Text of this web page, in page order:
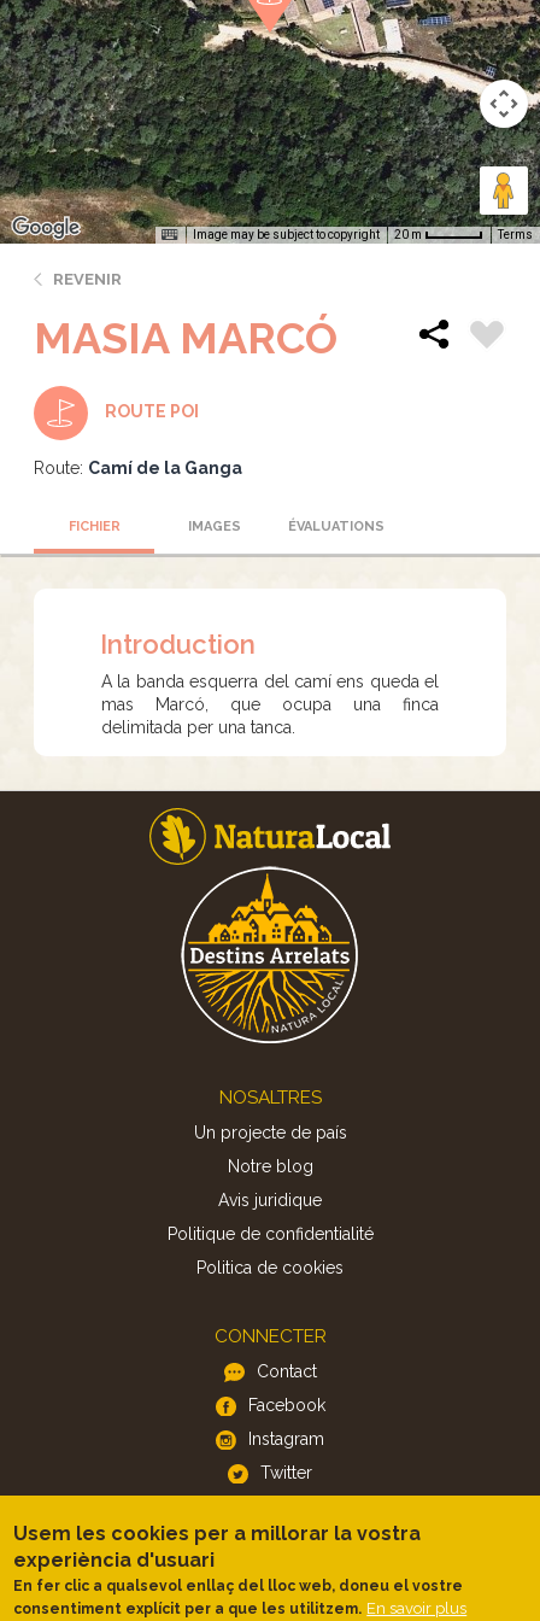
Image may be subject to copyright 20 m Terms
REVENIR
MASIA MARCÓ
ROUTE POI
Route: Camí de la Ganga
FICHIER IMAGES ÉVALUATIONS
Introduction
A la banda esquerra del camí ens queda el
mas Marcó, que ocupa una finca
delimitada per una tanca.
NOSALTRES
Un projecte de país
Notre blog
Avis juridique
Politique de confidentialité
Politica de cookies
CONNECTER
Contact
Facebook
Instagram
Twitter
APP
iOS
Android
Usem les cookies per a millorar la vostra
experiència d'usuari
En fer clic a qualsevol enllaç del lloc web, doneu el vostre
consentiment explícit per a que les utilitzem. En savoir plus